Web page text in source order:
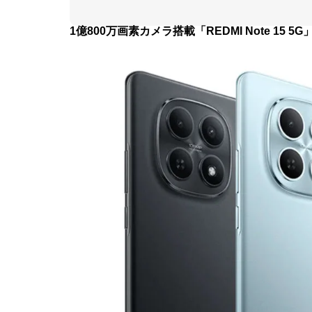
1億800万画素カメラ搭載「REDMI Note 15 5G